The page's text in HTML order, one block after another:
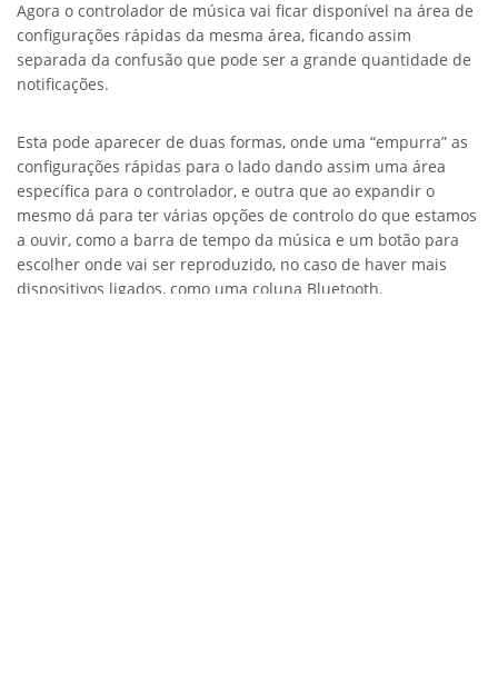
Agora o controlador de música vai ficar disponível na área de
configurações rápidas da mesma área, ficando assim
separada da confusão que pode ser a grande quantidade de
notificações.
Esta pode aparecer de duas formas, onde uma “empurra” as
configurações rápidas para o lado dando assim uma área
específica para o controlador, e outra que ao expandir o
mesmo dá para ter várias opções de controlo do que estamos
a ouvir, como a barra de tempo da música e um botão para
escolher onde vai ser reproduzido, no caso de haver mais
dispositivos ligados, como uma coluna Bluetooth.